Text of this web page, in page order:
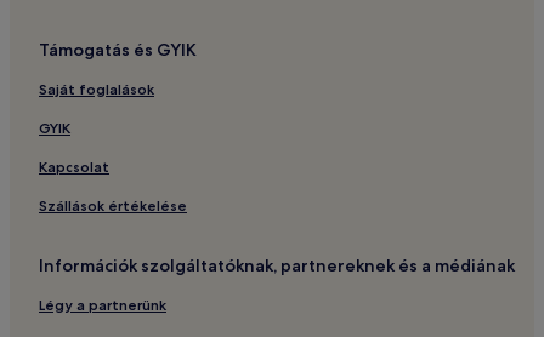
Támogatás és GYIK
Saját foglalások
GYIK
Kapcsolat
Szállások értékelése
Információk szolgáltatóknak, partnereknek és a médiának
Légy a partnerünk